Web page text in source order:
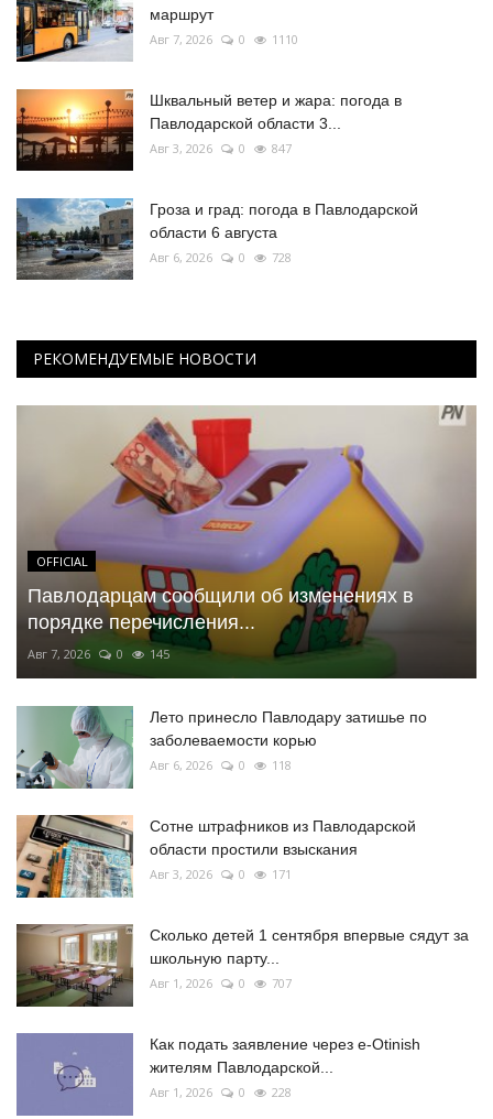
маршрут
Авг 7, 2026 0 1110
Шквальный ветер и жара: погода в
Павлодарской области 3...
Авг 3, 2026 0 847
Гроза и град: погода в Павлодарской
области 6 августа
Авг 6, 2026 0 728
РЕКОМЕНДУЕМЫЕ НОВОСТИ
OFFICIAL
Павлодарцам сообщили об изменениях в
порядке перечисления...
Авг 7, 2026 0 145
Лето принесло Павлодару затишье по
заболеваемости корью
Авг 6, 2026 0 118
Сотне штрафников из Павлодарской
области простили взыскания
Авг 3, 2026 0 171
Сколько детей 1 сентября впервые сядут за
школьную парту...
Авг 1, 2026 0 707
Как подать заявление через e-Otinish
жителям Павлодарской...
Авг 1, 2026 0 228